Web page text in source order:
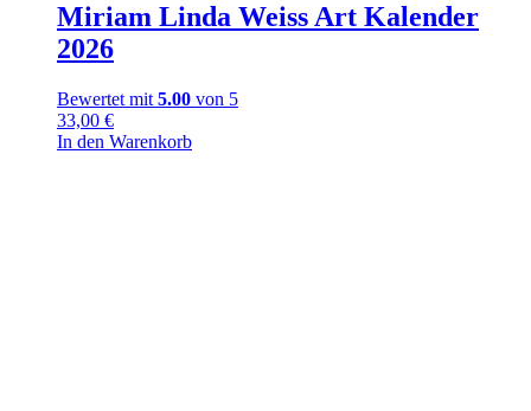
Miriam Linda Weiss Art Kalender
2026
Bewertet mit 5.00 von 5
33,00 €
In den Warenkorb